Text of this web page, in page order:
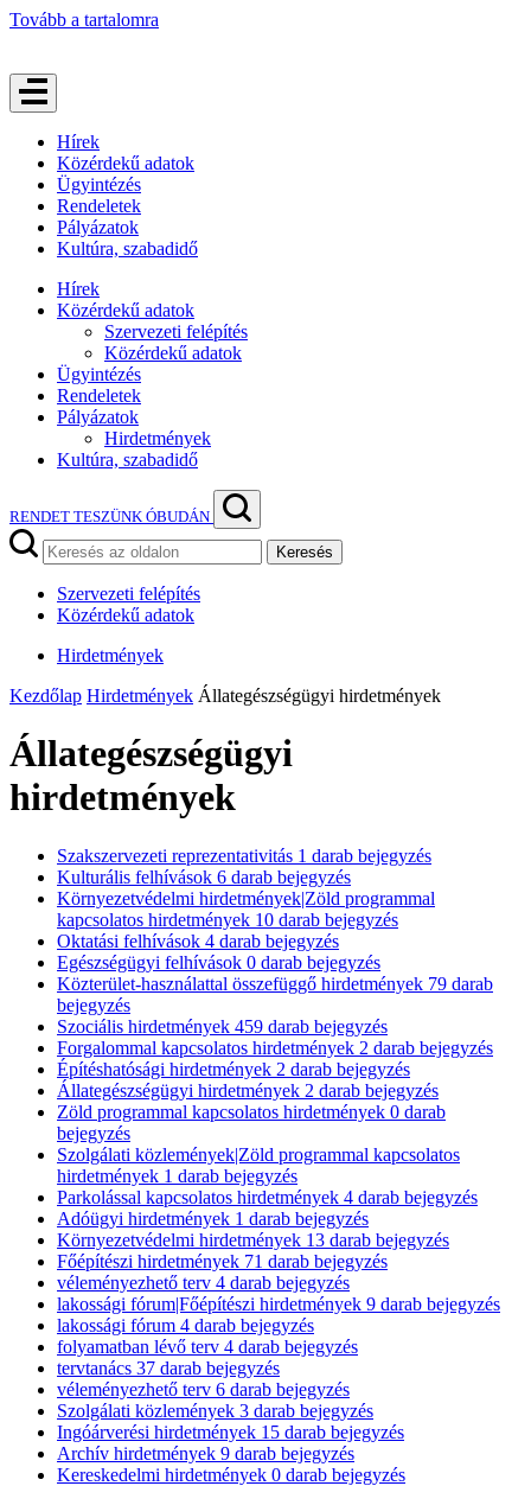
Tovább a tartalomra
Hírek
Közérdekű adatok
Ügyintézés
Rendeletek
Pályázatok
Kultúra, szabadidő
Hírek
Közérdekű adatok
Szervezeti felépítés
Közérdekű adatok
Ügyintézés
Rendeletek
Pályázatok
Hirdetmények
Kultúra, szabadidő
RENDET TESZÜNK ÓBUDÁN
Keresés
Szervezeti felépítés
Közérdekű adatok
Hirdetmények
Kezdőlap Hirdetmények Állategészségügyi hirdetmények
Állategészségügyi
hirdetmények
Szakszervezeti reprezentativitás 1 darab bejegyzés
Kulturális felhívások 6 darab bejegyzés
Környezetvédelmi hirdetmények|Zöld programmal
kapcsolatos hirdetmények 10 darab bejegyzés
Oktatási felhívások 4 darab bejegyzés
Egészségügyi felhívások 0 darab bejegyzés
Közterület-használattal összefüggő hirdetmények 79 darab
bejegyzés
Szociális hirdetmények 459 darab bejegyzés
Forgalommal kapcsolatos hirdetmények 2 darab bejegyzés
Építéshatósági hirdetmények 2 darab bejegyzés
Állategészségügyi hirdetmények 2 darab bejegyzés
Zöld programmal kapcsolatos hirdetmények 0 darab
bejegyzés
Szolgálati közlemények|Zöld programmal kapcsolatos
hirdetmények 1 darab bejegyzés
Parkolással kapcsolatos hirdetmények 4 darab bejegyzés
Adóügyi hirdetmények 1 darab bejegyzés
Környezetvédelmi hirdetmények 13 darab bejegyzés
Főépítészi hirdetmények 71 darab bejegyzés
véleményezhető terv 4 darab bejegyzés
lakossági fórum|Főépítészi hirdetmények 9 darab bejegyzés
lakossági fórum 4 darab bejegyzés
folyamatban lévő terv 4 darab bejegyzés
tervtanács 37 darab bejegyzés
véleményezhető terv 6 darab bejegyzés
Szolgálati közlemények 3 darab bejegyzés
Ingóárverési hirdetmények 15 darab bejegyzés
Archív hirdetmények 9 darab bejegyzés
Kereskedelmi hirdetmények 0 darab bejegyzés